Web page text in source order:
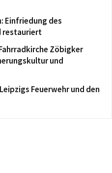
Einfriedung des
restauriert
Zöbigker
und
Feuerwehr und den